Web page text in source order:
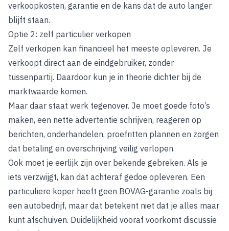
verkoopkosten, garantie en de kans dat de auto langer
blijft staan.
Optie 2: zelf particulier verkopen
Zelf verkopen kan financieel het meeste opleveren. Je
verkoopt direct aan de eindgebruiker, zonder
tussenpartij. Daardoor kun je in theorie dichter bij de
marktwaarde komen.
Maar daar staat werk tegenover. Je moet goede foto’s
maken, een nette advertentie schrijven, reageren op
berichten, onderhandelen, proefritten plannen en zorgen
dat betaling en overschrijving veilig verlopen.
Ook moet je eerlijk zijn over bekende gebreken. Als je
iets verzwijgt, kan dat achteraf gedoe opleveren. Een
particuliere koper heeft geen BOVAG-garantie zoals bij
een autobedrijf, maar dat betekent niet dat je alles maar
kunt afschuiven. Duidelijkheid vooraf voorkomt discussie